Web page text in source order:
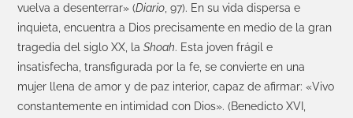
vuelva a desenterrar» (Diario , 97). En su vida dispersa e
inquieta, encuentra a Dios precisamente en medio de la gran
tragedia del siglo XX, laShoah. Esta joven frágil e
insatisfecha, transfigurada por la fe, se convierte en una
mujer llena de amor y de paz interior, capaz de afirmar: «Vivo
constantemente en intimidad con Dios». (Benedicto XVI,